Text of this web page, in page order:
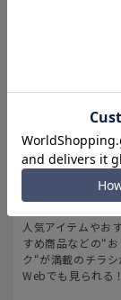
最新のお買い得情
人気アイテムやお
すめ商品などの“お
ク“が満載のチラシ
Webでも見られる！